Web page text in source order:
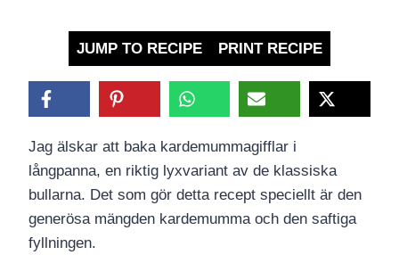
JUMP TO RECIPE PRINT RECIPE
Jag älskar att baka kardemummagifflar i
långpanna, en riktig lyxvariant av de klassiska
bullarna. Det som gör detta recept speciellt är den
generösa mängden kardemumma och den saftiga
fyllningen.